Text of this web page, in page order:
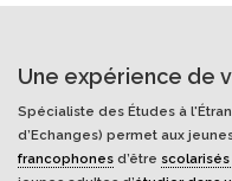
Une expérience de
Spécialiste des Études à
d’Echanges) permet aux
francophones d’être scolarisés